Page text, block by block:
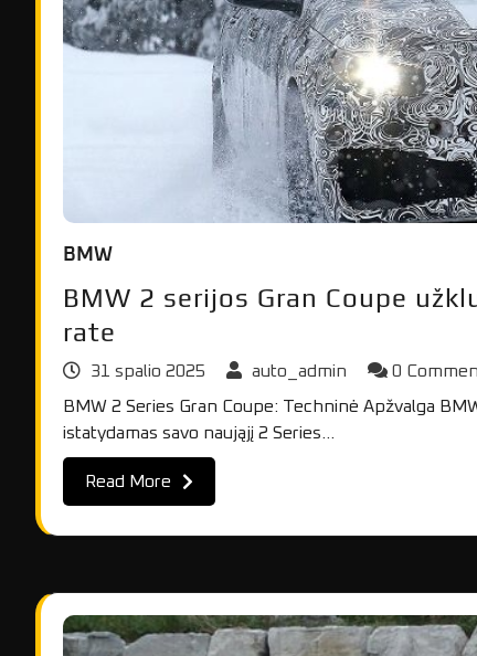
BMW
BMW 2 serijos Gran Coupe
rate
31 spalio 2025 auto_admin 0
BMW 2 Series Gran Coupe: Techninė Apžvalga
istatydamas savo naująjį 2 Series…
Read More